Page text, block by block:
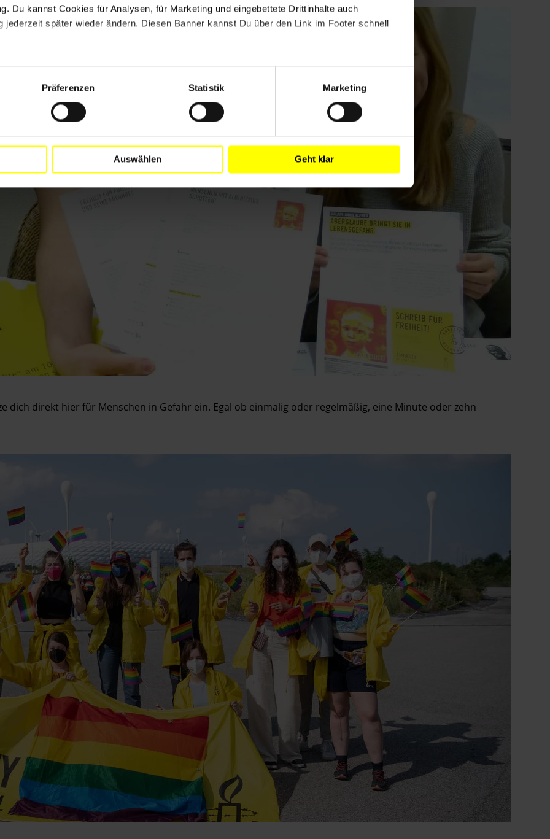
Du kannst Cookies für Analysen, für Marketing und eingebettete Drittinhalte auch
jederzeit später wieder ändern. Diesen Banner kannst Du über den Link im Footer schnell
Präferenzen Statistik Marketing
Auswählen Geht klar
dich direkt hier für Menschen in Gefahr ein. Egal ob einmalig oder regelmäßig, eine Minute oder zehn